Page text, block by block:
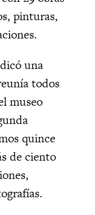
pinturas,
una
todos
museo
quince
de ciento